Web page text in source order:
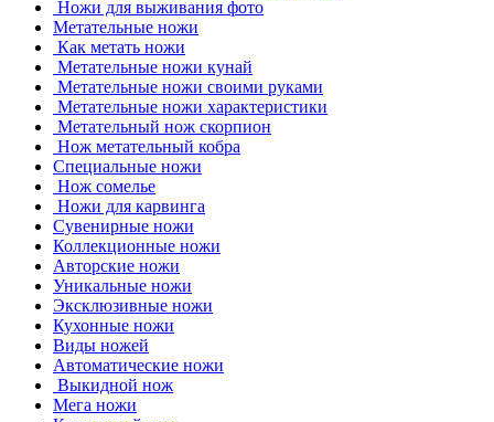
Ножи для выживания фото
Метательные ножи
Как метать ножи
Метательные ножи кунай
Метательные ножи своими руками
Метательные ножи характеристики
Метательный нож скорпион
Нож метательный кобра
Специальные ножи
Нож сомелье
Ножи для карвинга
Сувенирные ножи
Коллекционные ножи
Авторские ножи
Уникальные ножи
Эксклюзивные ножи
Кухонные ножи
Виды ножей
Автоматические ножи
Выкидной нож
Мега ножи